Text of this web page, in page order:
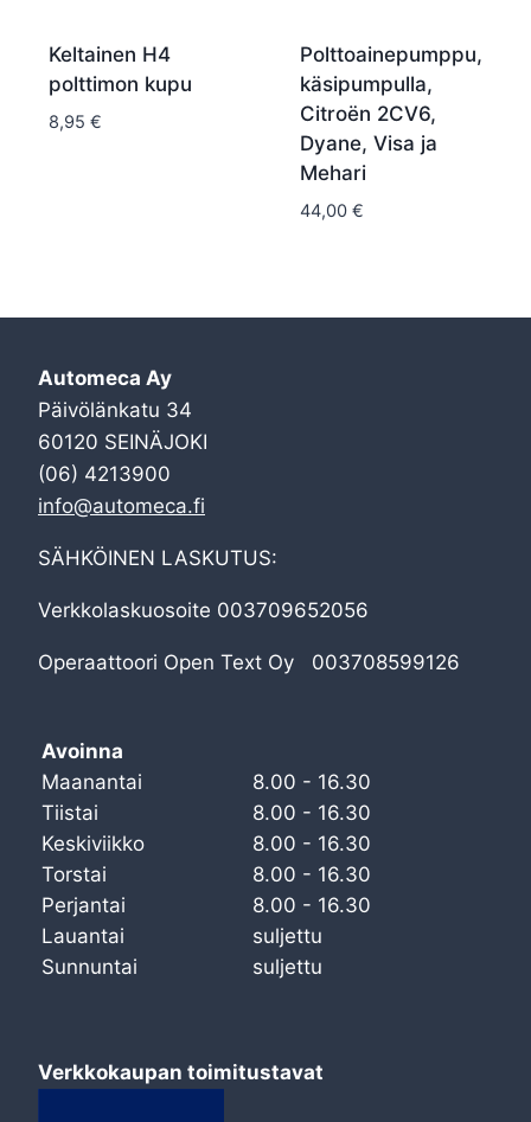
Keltainen H4
polttimon kupu
8,95 €
Polttoainepumppu,
käsipumpulla,
Citroën 2CV6,
Dyane, Visa ja
Mehari
44,00 €
Automeca Ay
Päivölänkatu 34
60120 SEINÄJOKI
(06) 4213900
info@automeca.fi
SÄHKÖINEN LASKUTUS:
Verkkolaskuosoite 003709652056
Operaattoori Open Text Oy 003708599126
Avoinna
Maanantai
8.00 - 16.30
Tiistai
8.00 - 16.30
Keskiviikko
8.00 - 16.30
Torstai
8.00 - 16.30
Perjantai
8.00 - 16.30
Lauantai
suljettu
Sunnuntai
suljettu
Verkkokaupan toimitustavat